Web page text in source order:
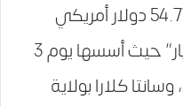
وسعر السهم فيها يصل 54.77 دولار أمريكي
ومؤسسها هو “بيير أميديار” حيث أسسها يوم 3
وسانتا كلارا بولاية